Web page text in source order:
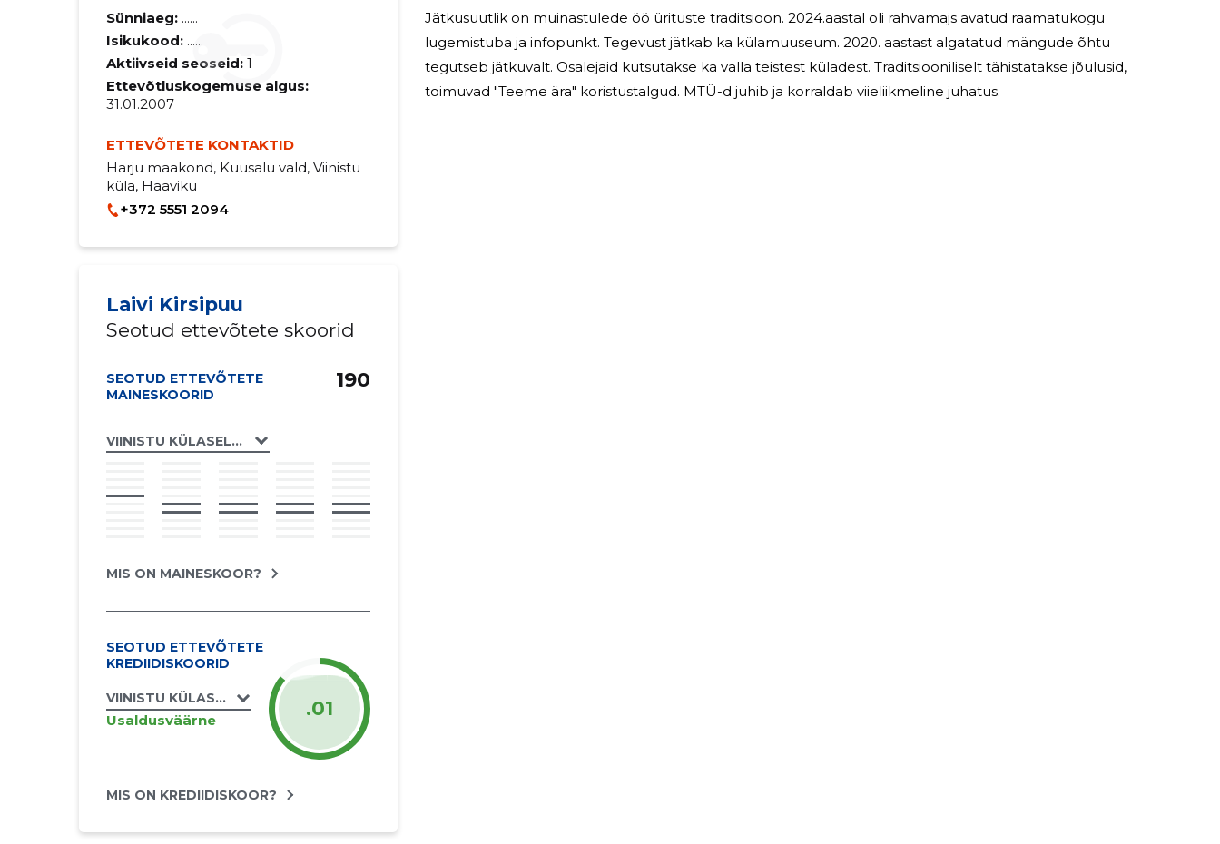
Sünniaeg: ......
Isikukood: ......
Aktiivseid seoseid: 1
Ettevõtluskogemuse algus:
31.01.2007
ETTEVÕTETE KONTAKTID
Harju maakond, Kuusalu vald, Viinistu
küla, Haaviku
+372 5551 2094
Laivi Kirsipuu
Seotud ettevõtete skoorid
SEOTUD ETTEVÕTETE
MAINESKOORID
VIINISTU KÜLASELTS MTÜ
190
MIS ON MAINESKOOR?
SEOTUD ETTEVÕTETE
KREDIIDISKOORID
VIINISTU KÜLASELTS MTÜ
Usaldusväärne .01
MIS ON KREDIIDISKOOR?
Jätkusuutlik on muinastulede öö ürituste traditsioon. 2024.aastal oli rahvamajs avatud raamatukogu
lugemistuba ja infopunkt. Tegevust jätkab ka külamuuseum. 2020. aastast algatatud mängude õhtu
tegutseb jätkuvalt. Osalejaid kutsutakse ka valla teistest küladest. Traditsiooniliselt tähistatakse jõulusid,
toimuvad "Teeme ära" koristustalgud. MTÜ-d juhib ja korraldab viieliikmeline juhatus.